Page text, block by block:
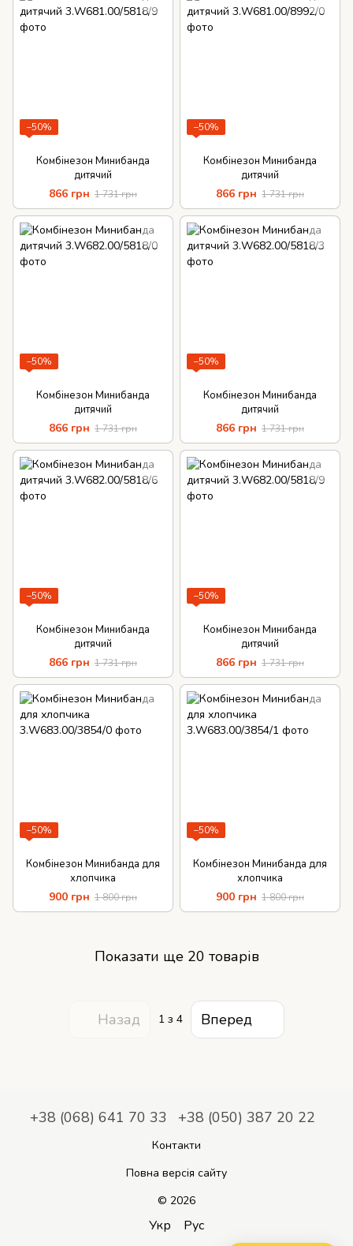
−50%
Комбінезон Минибанда
дитячий
866 грн 1 731 грн
−50%
Комбінезон Минибанда
дитячий
866 грн 1 731 грн
−50%
Комбінезон Минибанда
дитячий
866 грн 1 731 грн
−50%
Комбінезон Минибанда
дитячий
866 грн 1 731 грн
−50%
Комбінезон Минибанда
дитячий
866 грн 1 731 грн
−50%
Комбінезон Минибанда
дитячий
866 грн 1 731 грн
−50%
Комбінезон Минибанда для
хлопчика
900 грн 1 800 грн
−50%
Комбінезон Минибанда для
хлопчика
900 грн 1 800 грн
Показати ще 20 товарів
Назад 1 з 4 Вперед
+38 (068) 641 70 33 +38 (050) 387 20 22
Контакти
Повна версія сайту
© 2026
Укр Рус